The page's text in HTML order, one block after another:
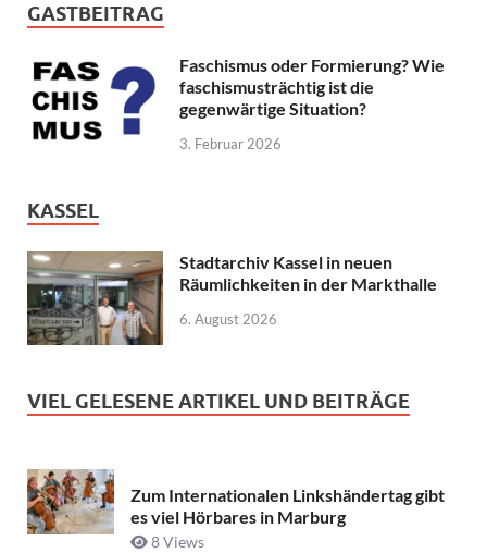
GASTBEITRAG
Faschismus oder Formierung? Wie
faschismusträchtig ist die
gegenwärtige Situation?
3. Februar 2026
KASSEL
Stadtarchiv Kassel in neuen
Räumlichkeiten in der Markthalle
6. August 2026
VIEL GELESENE ARTIKEL UND BEITRÄGE
Zum Internationalen Linkshändertag gibt
es viel Hörbares in Marburg
8 Views